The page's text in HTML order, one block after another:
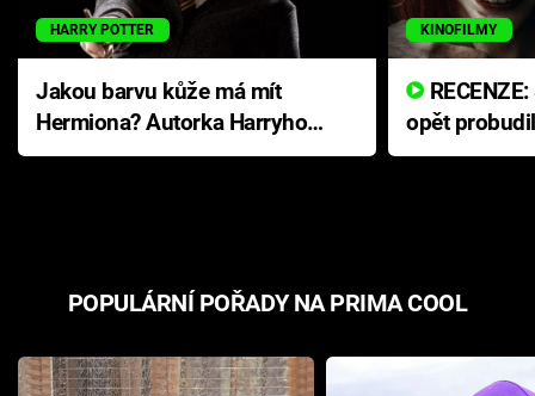
HARRY POTTER
Jakou barvu kůže má mít
Hermiona? Autorka Harryho
Pottera přišla s ráznou
KINOFILMY
opět
přichází s
POPULÁRNÍ POŘADY NA PRIMA COOL